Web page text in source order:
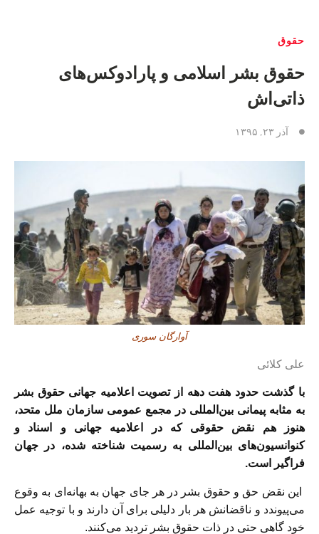
حقوق
حقوق بشر اسلامی و پارادوکس‌های
ذاتی‌اش
آذر ۲۳, ۱۳۹۵
آوارگان سوری
علی کلائی
با گذشت حدود هفت دهه از تصویت اعلامیه جهانی حقوق بشر
به مثابه پیمانی بین‌المللی در مجمع عمومی سازمان ملل متحد،
هنوز هم نقض حقوقی که در اعلامیه جهانی و اسناد و
کنوانسیون‌های بین‌المللی به رسمیت شناخته شده، در جهان
فراگیر است.
این نقض حق و حقوق بشر در هر جای جهان به بهانه‌ای به وقوع
می‌پیوندد و ناقضانش هر بار دلیلی برای آن دارند و با توجیه عمل
خود گاهی حتی در ذات حقوق بشر تردید می‌کنند.